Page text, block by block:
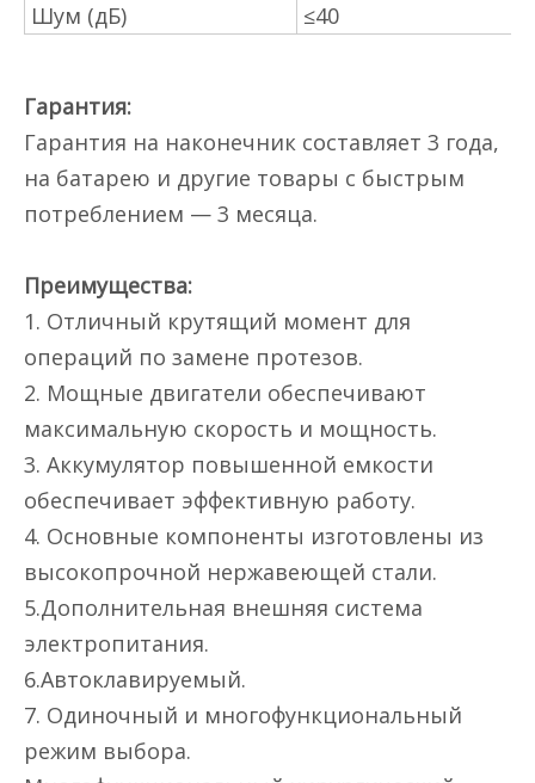
Шум (дБ)
≤40
Гарантия:
Гарантия на наконечник составляет 3 года,
на батарею и другие товары с быстрым
потреблением — 3 месяца.
Преимущества:
1. Отличный крутящий момент для
операций по замене протезов.
2. Мощные двигатели обеспечивают
максимальную скорость и мощность.
3. Аккумулятор повышенной емкости
обеспечивает эффективную работу.
4. Основные компоненты изготовлены из
высокопрочной нержавеющей стали.
5.Дополнительная внешняя система
электропитания.
6.Автоклавируемый.
7. Одиночный и многофункциональный
режим выбора.